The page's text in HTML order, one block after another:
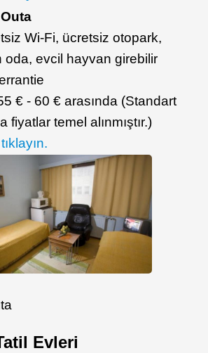
Wi-Fi, ücretsiz otopark,
oda, evcil hayvan girebilir
€ - 60 € arasında (Standart
fiyatlar temel alınmıştır.)
Evleri